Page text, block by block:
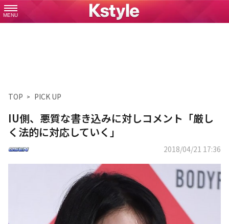
MENU
TOP PICK UP
IU側、悪質な書き込みに対しコメント「厳し
く法的に対応していく」
2018/04/21 17:36